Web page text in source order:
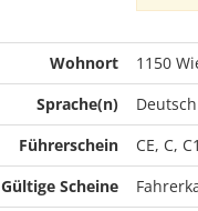
Wohnort
1150
Sprache(n)
Deutsch
Führerschein
CE, C,
Gültige Scheine